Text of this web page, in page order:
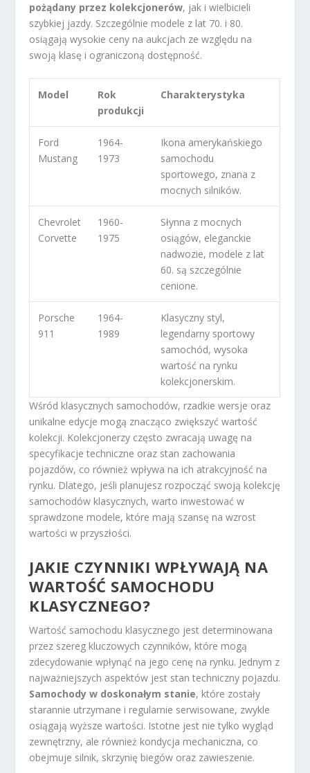
pożądany przez kolekcjonerów, jak i wielbicieli
szybkiej jazdy. Szczególnie modele z lat 70. i 80.
osiągają wysokie ceny na aukcjach ze względu na
swoją klasę i ograniczoną dostępność.
Model
Rok
produkcji
Charakterystyka
Ford
Mustang
1964-
1973
Ikona amerykańskiego
samochodu
sportowego, znana z
mocnych silników.
Chevrolet
Corvette
1960-
1975
Słynna z mocnych
osiągów, eleganckie
nadwozie, modele z lat
60. są szczególnie
cenione.
Porsche
911
1964-
1989
Klasyczny styl,
legendarny sportowy
samochód, wysoka
wartość na rynku
kolekcjonerskim.
Wśród klasycznych samochodów, rzadkie wersje oraz
unikalne edycje mogą znacząco zwiększyć wartość
kolekcji. Kolekcjonerzy często zwracają uwagę na
specyfikacje techniczne oraz stan zachowania
pojazdów, co również wpływa na ich atrakcyjność na
rynku. Dlatego, jeśli planujesz rozpocząć swoją kolekcję
samochodów klasycznych, warto inwestować w
sprawdzone modele, które mają szansę na wzrost
wartości w przyszłości.
JAKIE CZYNNIKI WPŁYWAJĄ NA
WARTOŚĆ SAMOCHODU
KLASYCZNEGO?
Wartość samochodu klasycznego jest determinowana
przez szereg kluczowych czynników, które mogą
zdecydowanie wpłynąć na jego cenę na rynku. Jednym z
najważniejszych aspektów jest stan techniczny pojazdu.
Samochody w doskonałym stanie, które zostały
starannie utrzymane i regularnie serwisowane, zwykle
osiągają wyższe wartości. Istotne jest nie tylko wygląd
zewnętrzny, ale również kondycja mechaniczna, co
obejmuje silnik, skrzynię biegów oraz zawieszenie.